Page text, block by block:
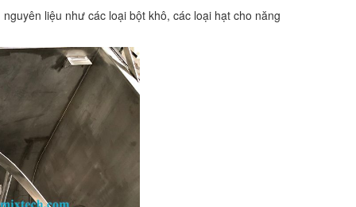
liệu như các loại bột khô, các loại hạt cho năng